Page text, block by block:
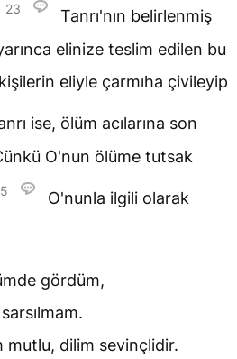
23
Tanrı'nın belirlenmiş
elinize teslim edilen bu
eliyle çarmıha çivileyip
ise, ölüm acılarına son
O'nun ölüme tutsak
O'nunla ilgili olarak
gördüm,
mutlu, dilim sevinçlidir.